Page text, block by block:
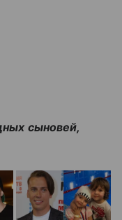
сыновей,